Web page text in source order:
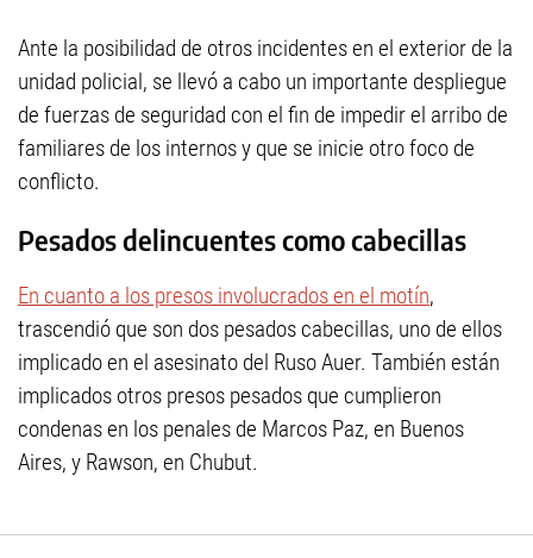
Ante la posibilidad de otros incidentes en el exterior de la
unidad policial, se llevó a cabo un importante despliegue
de fuerzas de seguridad con el fin de impedir el arribo de
familiares de los internos y que se inicie otro foco de
conflicto.
Pesados delincuentes como cabecillas
En cuanto a los presos involucrados en el motín,
trascendió que son dos pesados cabecillas, uno de ellos
implicado en el asesinato del Ruso Auer. También están
implicados otros presos pesados que cumplieron
condenas en los penales de Marcos Paz, en Buenos
Aires, y Rawson, en Chubut.